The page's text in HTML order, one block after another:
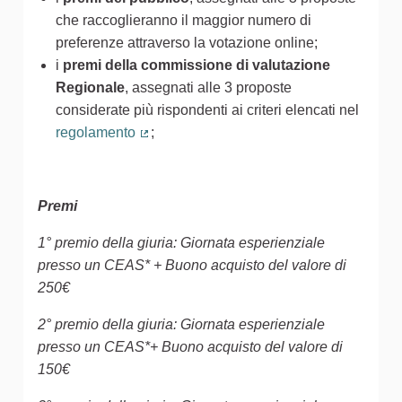
che raccoglieranno il maggior numero di
preferenze attraverso la votazione online;
i premi della commissione di valutazione
Regionale, assegnati alle 3 proposte
considerate più rispondenti ai criteri elencati nel
regolamento
;
Premi
1° premio della giuria: Giornata esperienziale
presso un CEAS* + Buono acquisto del valore di
250€
2° premio della giuria: Giornata esperienziale
presso un CEAS*+ Buono acquisto del valore di
150€